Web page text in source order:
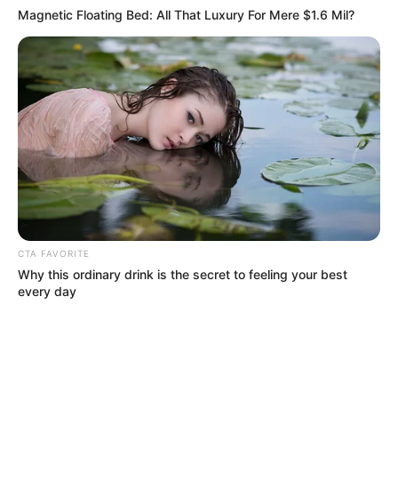
Magnetic Floating Bed: All That Luxury For Mere $1.6 Mil?
CTA FAVORITE
Why this ordinary drink is the secret to feeling your best
every day